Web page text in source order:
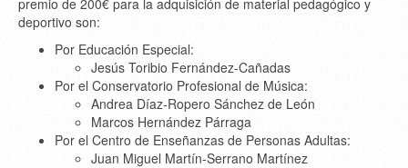
deportivo son:
Por Educación Especial:
Jesús Toribio Fernández-Cañadas
Por el Conservatorio Profesional de Música:
Andrea Díaz-Ropero Sánchez de León
Marcos Hernández Párraga
Por el Centro de Enseñanzas de Personas Adultas:
Juan Miguel Martín-Serrano Martínez